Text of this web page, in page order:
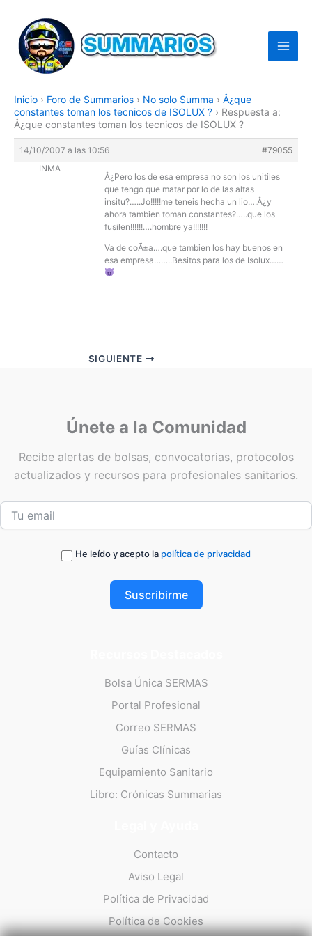
contenido
Inicio › Foro de Summarios › No solo Summa › Â¿que
constantes toman los tecnicos de ISOLUX ? › Respuesta a:
Â¿que constantes toman los tecnicos de ISOLUX ?
14/10/2007 a las 10:56
#79055
INMA
Â¿Pero los de esa empresa no son los unitiles
que tengo que matar por lo de las altas
insitu?…..Jo!!!!!me teneis hecha un lio….Â¿y
ahora tambien toman constantes?…..que los
fusilen!!!!!!….hombre ya!!!!!!!
Va de coÃ±a….que tambien los hay buenos en
esa empresa……..Besitos para los de Isolux……
SIGUIENTE
Únete a la Comunidad
Recibe alertas de bolsas, convocatorias, protocolos
actualizados y recursos para profesionales sanitarios.
He leído y acepto la política de privacidad
Suscribirme
Bolsa Única SERMAS
Portal Profesional
Correo SERMAS
Guías Clínicas
Equipamiento Sanitario
Libro: Crónicas Summarias
Contacto
Aviso Legal
Política de Privacidad
Política de Cookies